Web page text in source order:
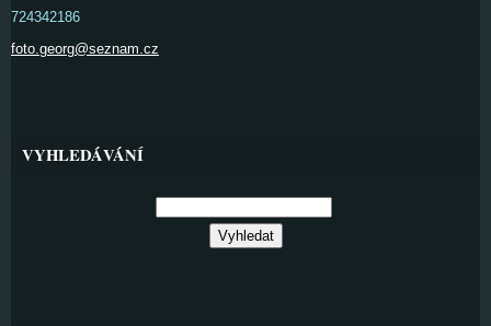
724342186
foto.georg@seznam.cz
VYHLEDÁVÁNÍ